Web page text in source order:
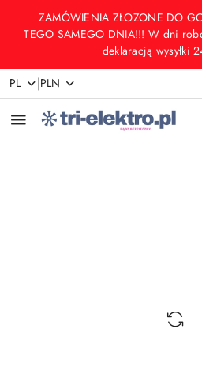
Przejdź do treści głównej
Przejdź do wyszukiwarki
Przejdź do moje konto
Przejdź do menu głównego
Przejdź do opisu produktu
Przejdź do stopki
ZAMÓWIENIA ZŁOZONE DO
TEGO SAMEGO DNIA!!! W dni
deklaracją wysyłki
PL |PLN